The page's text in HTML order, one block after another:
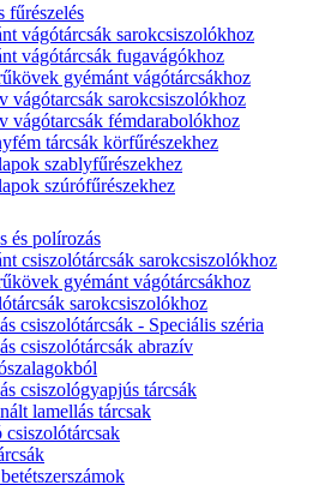
fűrészelés
vágótárcsák sarokcsiszolókhoz
vágótárcsák fugavágókhoz
gyémánt vágótárcsákhoz
vágótarcsák sarokcsiszolókhoz
vágótarcsák fémdarabolókhoz
tárcsák körfűrészekhez
szablyfűrészekhez
szúrófűrészekhez
és polírozás
csiszolótárcsák sarokcsiszolókhoz
gyémánt vágótárcsákhoz
sarokcsiszolókhoz
csiszolótárcsák - Speciális széria
csiszolótárcsák abrazív
csiszológyapjús tárcsák
lamellás tárcsak
csiszolótárcsak